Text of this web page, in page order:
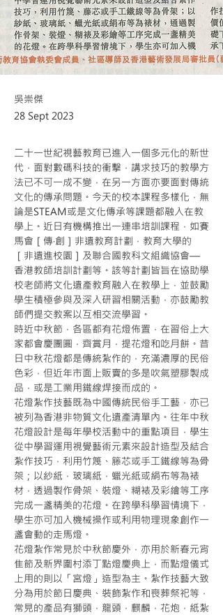
吳崇傑
28 Sept 2023
二十一世紀視藝教育已進入一個多元化的新世
代，面對數碼科技的衝擊，講求技巧的教學方
法已不可一成不變，在另一方面亦要面對傳統
文化的傳承問題。今天的校本課程多樣化，無
論是STEAM或是文化傳承等課題都融入在教
學上。近日有機構推出一連串培訓課程，如賽
馬會［傳‧創］非遺教育計劃，教育大學的
［非遺進校園］及聯合國教科文組織協會—
香港教師培訓計劃等。該等計劃皆旨在協助學
校老師將文化遺產教育融入在教學上，並鼓勵
學生積極參與及深入研習相關活動，亦鼓勵教
師們提交教案以互相交流學習。
時近中秋節，各區都有花燈佈置，在習俗上大
家都會慶團圓，齊賞月，提花燈和吃月餅。昔
日中秋花燈都是傳統紮作的，充滿濃厚的民俗
色彩，但近年市面上販賣的多是吹氣塑膠製成
品，或是工業用鐵線焊接而成的。
花燈紮作技藝既為中國傳統民俗手工藝，亦已
被列為香港非物質文化遺產清單內。往年中秋
花燈設計是每年學校活動中的重點項目，學生
從中學習運用視覺藝術元素來設計造型及結合
紮作技巧，利用竹篾、籐芯或手工鐵線等為骨
架；以紗紙，玻璃紙，蠟光紙或絹布等為裱
材，透過製作骨架、裝燈、糊裱及彩繪等工序
完成一盞精美的花燈。在跨學科學習情境下，
學生亦可加入機械操作或利用物理現象創作一
盞會動的走馬燈。
花燈紮作常見於中秋節慶外，亦用於新春元宵
隹節及新界圍村添丁點燈慶典上，而點燈儀式
上用的則以「宮燈」造型為主。紮作技藝大致
分為用於節日慶典、裝飾紮作和喪葬祭祀等，
常見的產品有獅頭，龍頭，麒麟，花炮，紙紮